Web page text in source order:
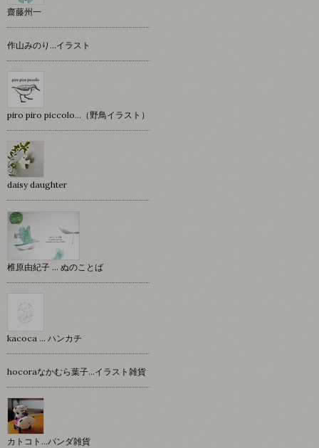
齋藤州一
作山みのり…イラスト
piro piro piccolo…（野鳥イラスト）
daisy daughter
椎原由紀子 ... ぬのことば
kacoca ... ハンカチ
hocoraなかむら葉子…イラスト雑貨
カトコト…パンダ雑貨